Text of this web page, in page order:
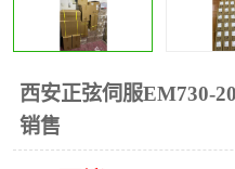
西安正弦伺服EM730-
销售